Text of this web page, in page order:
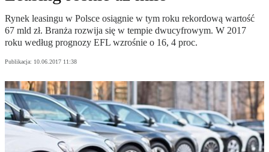
Rynek leasingu w Polsce osiągnie w tym roku rekordową wartość
67 mld zł. Branża rozwija się w tempie dwucyfrowym. W 2017
roku według prognozy EFL wzrośnie o 16, 4 proc.
Publikacja: 10.06.2017 11:38